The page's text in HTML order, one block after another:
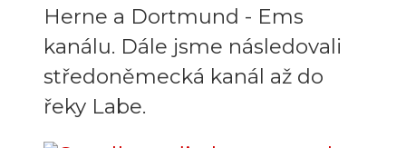
Herne a Dortmund - Ems
kanálu. Dále jsme následovali
středoněmecká kanál až do
řeky Labe.